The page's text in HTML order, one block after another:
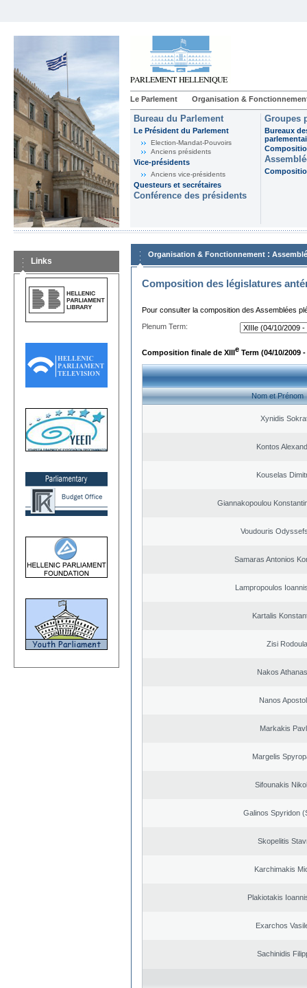
Le Parlement Organisation &
Bureau du Parlement
Le Président du Parlement
Election-Mandat-Pouvoirs
Anciens présidents
Vice-présidents
Anciens vice-présidents
Questeurs et secrétaires
Conférence des présidents
Groupes
Bureaux
Links
Organisation & Fonctionnement :
Composition des législatures
Pour consulter la composition des Assemblées
Plenum Term:
Composition finale de XIIIe Term (04/10/2009 -
Nom et Prénom
Xynidis
Kontos
Kouselas
Giannakopoulou
Voudouris
Samaras Antonios
Lampropoulos
Kartalis
Zisi Rodoula
Nakos
Nanos
Markakis
Margelis
Sifounakis
Galinos Spyridon
Skopelitis
Karchimakis
Plakiotakis
Exarchos
Sachinidis